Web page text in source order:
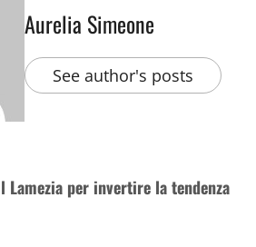
Aurelia Simeone
See author's posts
per invertire la tendenza